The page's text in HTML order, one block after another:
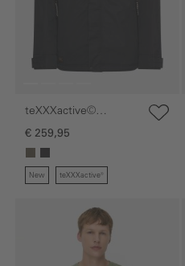
teXXXactive©
functioneel jack met
€ 259,95
New teXXXactive®
Galerie overslaan